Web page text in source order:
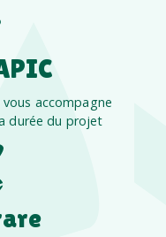
accompagne
durée du projet